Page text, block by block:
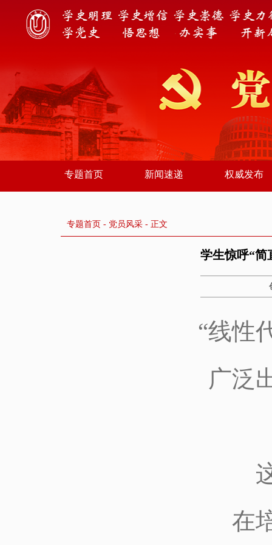
专题首页 新闻速递 权威发布
专题首页 - 党员风采 - 正文
学生惊呼“简
“线性
广泛
在